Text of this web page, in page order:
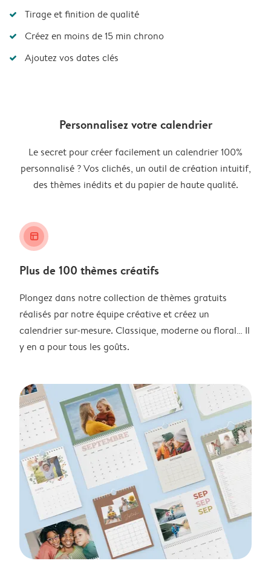
Tirage et finition de qualité
Créez en moins de 15 min chrono
Ajoutez vos dates clés
Personnalisez votre calendrier
Le secret pour créer facilement un calendrier 100%
personnalisé ? Vos clichés, un outil de création intuitif,
des thèmes inédits et du papier de haute qualité.
layout_alt
Plus de 100 thèmes créatifs
Plongez dans notre collection de thèmes gratuits
réalisés par notre équipe créative et créez un
calendrier sur-mesure. Classique, moderne ou floral… Il
y en a pour tous les goûts.